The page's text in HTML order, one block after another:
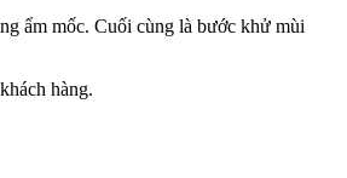
ẩm mốc. Cuối cùng là bước khử mùi
hàng.